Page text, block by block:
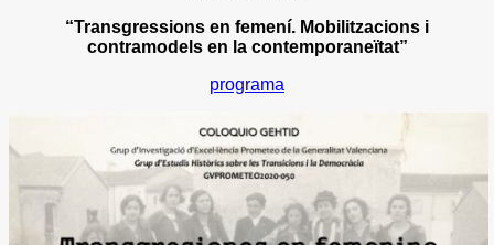
“Transgressions en femení. Mobilitzacions i
contramodels en la contemporaneïtat”
programa